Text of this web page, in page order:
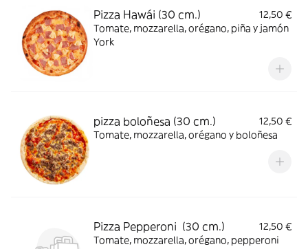
Pizza Hawái (30 cm.)
12,50 €
Tomate, mozzarella, orégano, piña y jamón
York
pizza boloñesa (30 cm.)
12,50 €
Tomate, mozzarella, orégano y boloñesa
Pizza Pepperoni (30 cm.)
12,50 €
Tomate, mozzarella, orégano, pepperoni